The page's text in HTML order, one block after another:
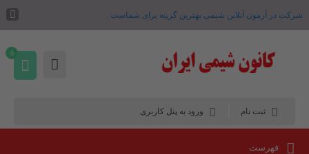
شرکت در آزمون آنلاین شیمی بهترین گزینه برای شماست .
ثبت نام ورود به پنل کاربری
0
فهرست